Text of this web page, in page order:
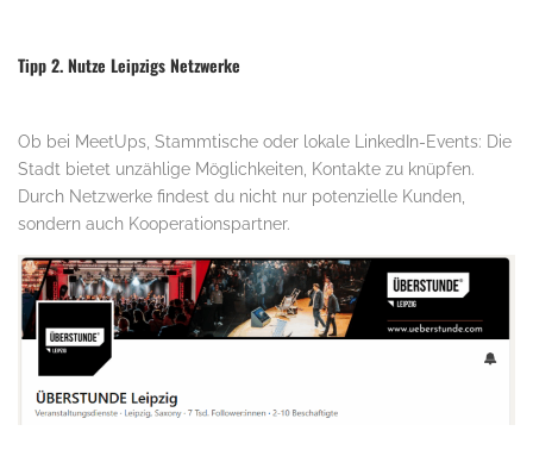
Tipp 2. Nutze Leipzigs Netzwerke
Ob bei MeetUps, Stammtische oder lokale LinkedIn-Events: Die
Stadt bietet unzählige Möglichkeiten, Kontakte zu knüpfen.
Durch Netzwerke findest du nicht nur potenzielle Kunden,
sondern auch Kooperationspartner.